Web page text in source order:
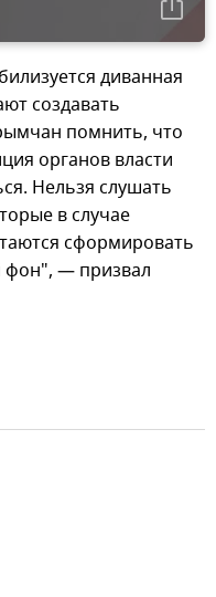
диванная
создавать
помнить, что
органов власти
Нельзя слушать
в случае
сформировать
— призвал